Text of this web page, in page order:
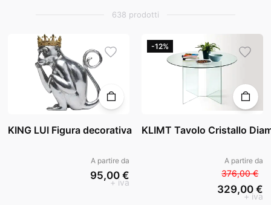
638 prodotti
KING LUI Figura decorativa
A partire da
95,00 €
+ iva
-12%
KLIMT Tavolo Cristallo
A partire da
376,00 €
329,00 €
+ iva